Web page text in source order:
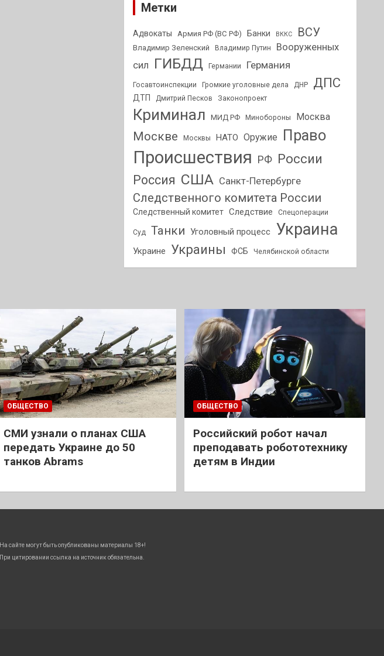
Метки
Адвокаты Армия РФ (ВС РФ) Банки ВККС ВСУ
Владимир Зеленский Владимир Путин
Вооруженных
сил
ГИБДД Германии Германия
Госавтоинспекции Громкие уголовные дела ДНР ДПС
ДТП Дмитрий Песков Законопроект
Криминал МИД РФ Минобороны Москва
Москве Москвы НАТО Оружие Право
Происшествия РФ России
Россия США Санкт-Петербурге
Следственного комитета России
Следственный комитет Следствие Спецоперации
Суд Танки Уголовный процесс Украина
Украине Украины ФСБ Челябинской области
ОБЩЕСТВО
СМИ узнали о планах США
передать Украине до 50
танков Abrams
ОБЩЕСТВО
Российский робот начал
преподавать робототехнику
детям в Индии
На сайте могут быть опубликованы материалы 18+!
При цитировании ссылка на источник обязательна.